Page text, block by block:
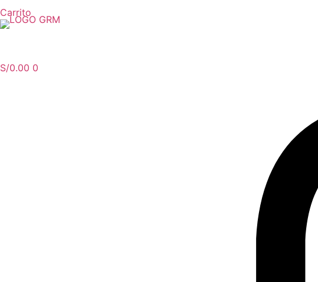
Carrito
S/0.00 0